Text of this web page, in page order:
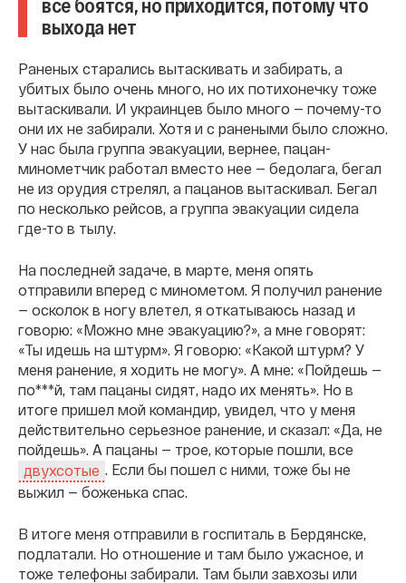
выхода нет
Раненых старались вытаскивать и забирать, а
убитых было очень много, но их потихонечку тоже
вытаскивали. И украинцев было много — почему-то
они их не забирали. Хотя и с ранеными было сложно.
У нас была группа эвакуации, вернее, пацан-
минометчик работал вместо нее — бедолага, бегал
не из орудия стрелял, а пацанов вытаскивал. Бегал
по несколько рейсов, а группа эвакуации сидела
где-то в тылу.
На последней задаче, в марте, меня опять
отправили вперед с минометом. Я получил ранение
— осколок в ногу влетел, я откатываюсь назад и
говорю: «Можно мне эвакуацию?», а мне говорят:
«Ты идешь на штурм». Я говорю: «Какой штурм? У
меня ранение, я ходить не могу». А мне: «Пойдешь —
по***й, там пацаны сидят, надо их менять». Но в
итоге пришел мой командир, увидел, что у меня
действительно серьезное ранение, и сказал: «Да, не
пойдешь». А пацаны — трое, которые пошли, все
двухсотые
. Если бы пошел с ними, тоже бы не
выжил — боженька спас.
В итоге меня отправили в госпиталь в Бердянске,
подлатали. Но отношение и там было ужасное, и
тоже телефоны забирали. Там были завхозы или